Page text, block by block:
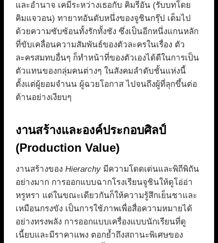
และอำนาจ เคมีระหว่างเธอกับ คิมรีอัน (รับบทโดย
คิมแจวอน) ทายาทอันดับหนึ่งของจูชินกรุ๊ป เต็มไป
ด้วยความซับซ้อนทั้งรักทั้งชัง ซึ่งเป็นอีกหนึ่งแกนหลัก
ที่ขับเคลื่อนความสัมพันธ์ของตัวละครในเรื่อง ตัว
ละครสมทบอื่นๆ ก็ทำหน้าที่ของตัวเองได้ดีในการเป็น
ตัวแทนของกลุ่มคนต่างๆ ในสังคมลำดับชั้นแห่งนี้
ตั้งแต่ผู้ยอมจำนน ผู้ฉวยโอกาส ไปจนถึงผู้ที่ลุกขึ้นต่อ
ต้านอย่างเงียบๆ
งานสร้างและองค์ประกอบศิลป์
(Production Value)
งานสร้างของ Hierarchy มีความโดดเด่นและพิถีพิถัน
อย่างมาก การออกแบบฉากโรงเรียนจูชินให้ดูโอ่อ่า
หรูหรา แต่ในขณะเดียวกันก็ให้ความรู้สึกเย็นชาและ
เหมือนกรงขัง เป็นการใช้ภาพเพื่อสื่อความหมายได้
อย่างทรงพลัง การออกแบบเครื่องแบบนักเรียนที่ดู
เนี้ยบและมีราคาแพง ตอกย้ำถึงสถานะพิเศษของ